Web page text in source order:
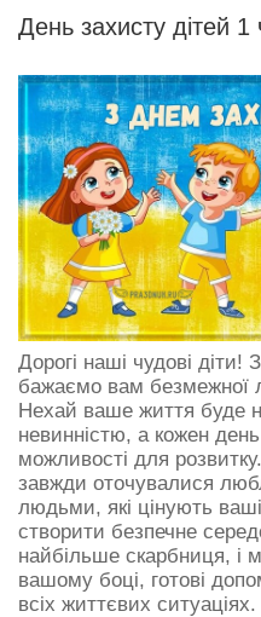
День захисту дiтей 1
Дорогі наші чудові діти!
бажаємо вам безмежної
Нехай ваше життя буде
невинністю, а кожен день
можливості для
завжди оточувалися
людьми, які цінують
створити безпечне
найбільше скарбниця, і
вашому боці, готові
всіх життєвих ситуаціях.